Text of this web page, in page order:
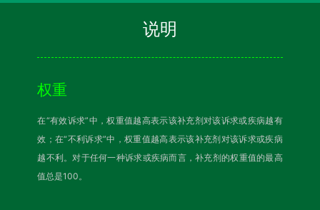
说明
权重
在“有效诉求”中，权重值越高表示该补充剂对该诉求或疾病越有
效；在“不利诉求”中，权重值越高表示该补充剂对该诉求或疾病
越不利。对于任何一种诉求或疾病而言，补充剂的权重值的最高
值总是100。